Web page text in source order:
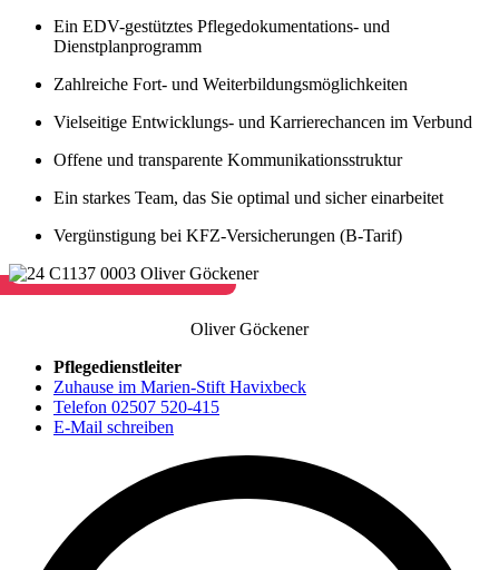
Ein EDV-gestütztes Pflegedokumentations- und
Dienstplanprogramm
Zahlreiche Fort- und Weiterbildungsmöglichkeiten
Vielseitige Entwicklungs- und Karrierechancen im Verbund
Offene und transparente Kommunikationsstruktur
Ein starkes Team, das Sie optimal und sicher einarbeitet
Vergünstigung bei KFZ-Versicherungen (B-Tarif)
Oliver Göckener
Pflegedienstleiter
Zuhause im Marien-Stift Havixbeck
Telefon 02507 520-415
E-Mail schreiben